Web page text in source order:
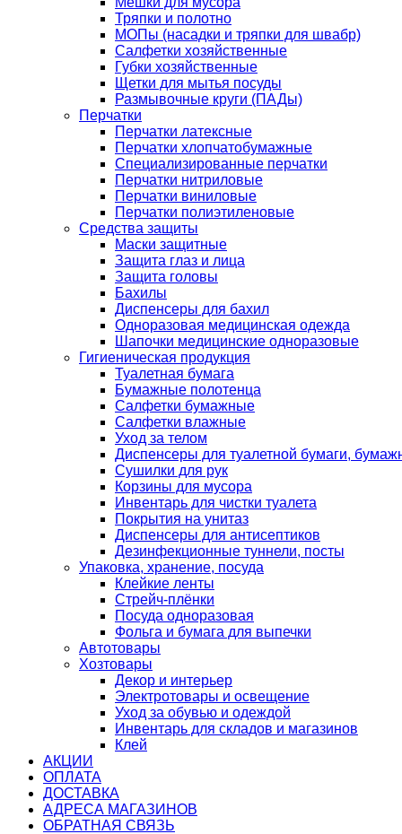
Тряпки и полотно
МОПы (насадки и тряпки для швабр)
Салфетки хозяйственные
Губки хозяйственные
Щетки для мытья посуды
Размывочные круги (ПАДы)
Перчатки
Перчатки латексные
Перчатки хлопчатобумажные
Специализированные перчатки
Перчатки нитриловые
Перчатки виниловые
Перчатки полиэтиленовые
Средства защиты
Маски защитные
Защита глаз и лица
Защита головы
Бахилы
Диспенсеры для бахил
Одноразовая медицинская одежда
Шапочки медицинские одноразовые
Гигиеническая продукция
Туалетная бумага
Бумажные полотенца
Салфетки бумажные
Салфетки влажные
Уход за телом
Диспенсеры для туалетной бумаги,
Сушилки для рук
Корзины для мусора
Инвентарь для чистки туалета
Покрытия на унитаз
Диспенсеры для антисептиков
Дезинфекционные туннели, посты
Упаковка, хранение, посуда
Клейкие ленты
Стрейч-плёнки
Посуда одноразовая
Фольга и бумага для выпечки
Автотовары
Хозтовары
Декор и интерьер
Электротовары и освещение
Уход за обувью и одеждой
Инвентарь для складов и магазинов
Клей
АКЦИИ
ОПЛАТА
ДОСТАВКА
АДРЕСА МАГАЗИНОВ
ОБРАТНАЯ СВЯЗЬ